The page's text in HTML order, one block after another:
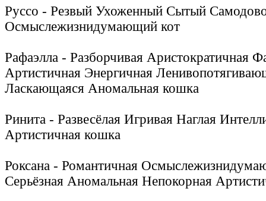
Руссо - Резвый Ухоженный Сытый
Осмыслежизнидумающий кот
Рафаэлла - Разборчивая Аристократичная
Артистичная Энергичная
Ласкающаяся Аномальная кошка
Ринита - Развесёлая Игривая Наглая
Артистичная кошка
Роксана - Романтичная
Серьёзная Аномальная Непокорная